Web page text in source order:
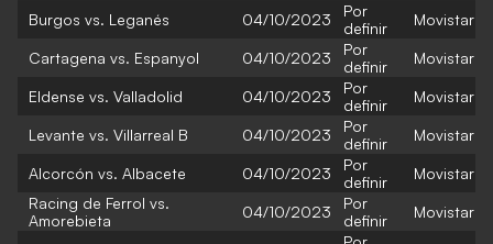
Burgos vs. Leganés 04/10/2023
Por
definir
Movistar
Cartagena vs. Espanyol 04/10/2023
Por
definir
Movistar
Eldense vs. Valladolid 04/10/2023
Por
definir
Movistar
Levante vs. Villarreal B 04/10/2023
Por
definir
Movistar
Alcorcón vs. Albacete 04/10/2023
Por
definir
Movistar
Racing de Ferrol vs.
Amorebieta
04/10/2023
Por
definir
Movistar